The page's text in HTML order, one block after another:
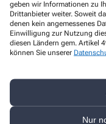
geben wir Informationen zu
Drittanbieter weiter. Soweit
denen kein angemessenes
Einwilligung zur Nutzung
diesen Ländern gem. Artikel
können Sie unserer
Nur
Weitere Hinweise
Streitschlichtung
Wir sind weder
Wir sind für unsere